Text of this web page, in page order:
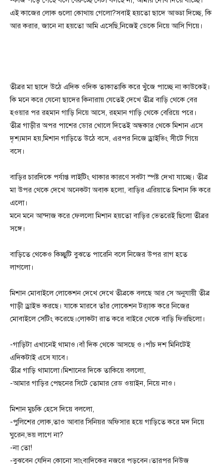
এই কাজের লোক গুলো কোথায় গেলো?সবাই হয়তো ছাদে আড্ডা দিচ্ছে, কি
আর করার, জানে না হয়তো আমি এসেছি,নিজেই ডেকে নিয়ে আসি গিয়ে।
তীব্রর মা ছাদে উঠে এদিক ওদিক তাকাতাকি করে খুঁজে পাচ্ছে না কাউকেই।
কি মনে করে যেনো ছাদের কিনারায় যেতেই দেখে তীব্র বাড়ি থেকে বের
হওয়ার পর রহমান গাড়ি নিয়ে আসে, রহমান গাড়ি থেকে বেরিয়ে পরে।
তীব্র গাড়ীর অপর পাশের ডোর খোলে দিতেই অন্ধকার থেকে মিশান এসে
দৃশ্যমান হয়,মিশান গাড়িতে উঠে বসে, এরপর নিজে ড্রাইভিং সীটে গিয়ে
বসে।
বাড়ির চারদিকে পর্যাপ্ত লাইটিং থাকার কারণে সবটা স্পষ্ট দেখা যাচ্ছে। তীব্র
মা উপর থেকে দেখে অনেকটা অবাক হলো, বাড়ির এরিয়াতে মিশান কি করে
এলো।
মনে মনে আন্দাজ করে ফেললো মিশান হয়তো বাড়ির ভেতরেই ছিলো তীব্রর
সঙ্গে।
বাড়িতে থেকেও কিচ্ছুটি বুঝতে পারেনি বলে নিজের উপর রাগ হতে
লাগলো।
মিশান মোবাইলে লোকেশন দেখে দেখে তীব্রকে বলছে আর সে অনুযায়ী তীব্র
গাড়ী ড্রাইভ করছে। যাকে মারবে তাঁর লোকেশন ট্র‍্যাক করে নিজের
মোবাইলে সেটিং করেছে।লোকটা রাত করে বাইরে থেকে বাড়ি ফিরছিলো।
-গাড়িটা এখানেই থামাও।বাঁ দিক থেকে আসছে ও।পাঁচ দশ মিনিটেই
এদিকটাই এসে যাবে।
তীব্র গাড়ি থামালো।মিশানের দিকে তাকিয়ে বললো,
-আমার গাড়ির পেছনের সিটে তোমার রেড ওয়াইন, নিয়ে নাও।
মিশান মুচকি হেসে দিয়ে বললো,
-পুলিশের লোক,তাও আবার সিনিয়র অফিসার হয়ে গাড়িতে করে মদ নিয়ে
ঘুরেন,ভয় লাগে না?
-না তো!
-বুঝবেন যেদিন কোনো সাংবাদিকের নজরে পড়বেন।তারপর নিউজ